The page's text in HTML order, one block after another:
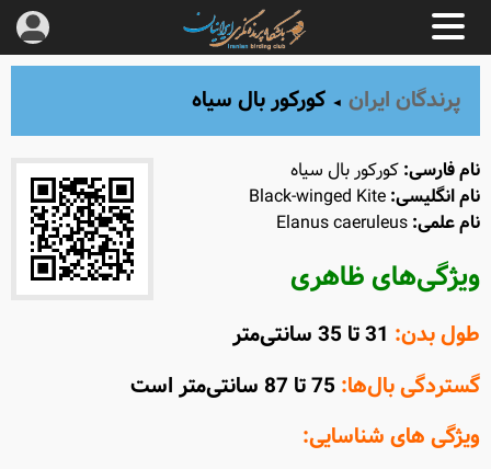
پرندگان ایران ◄ کورکور بال ‌سیاه
نام فارسی:کورکور بال ‌سیاه
نام انگلیسی:
نام علمی:
ویژگی‌های ظاهری
طول بدن:
گستردگی بال‌ها:
ویژگی های شناسایی: